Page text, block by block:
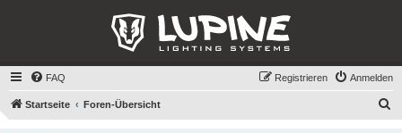
FAQ Anmelden
Registrieren
Startseite Foren-Übersicht